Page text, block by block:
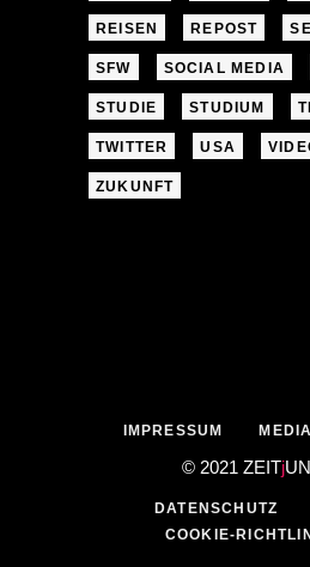
REISEN REPOST
SFW SOCIAL MEDIA
STUDIE STUDIUM
TWITTER USA
ZUKUNFT
IMPRESSUM
© 2021 ZEITj
DATENSCHUTZ
COOKIE-